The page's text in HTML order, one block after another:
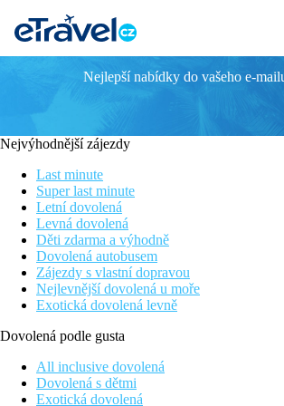
Barceló Tiran Sharm Resort
Resort se stálou klientelou
Kvalitní ubytování přímo u krásné pláže
Doporučujeme klientům všech věkových
Poloha
Barceló Tiran Sharm Resort se nachází
ostrov Tiran v pozadí. Letiště Sharm El
Vybavení
Vstupní hala s recepcí, hlavní restaurace,
období), lehátka, slunečníky a osušky
Pokoje
Dvoulůžkový pokoj, Superior:
(zdarma), balkon nebo terasa.
Nejlepší nabídky do vašeho e-
Nejvýhodnější zájezdy
Last minute
Super last minute
Letní dovolená
Levná dovolená
Děti zdarma a výhodně
Dovolená autobusem
Zájezdy s vlastní dopravou
Nejlevnější dovolená u moře
Exotická dovolená levně
Dovolená podle gusta
All inclusive dovolená
Dovolená s dětmi
Exotická dovolená